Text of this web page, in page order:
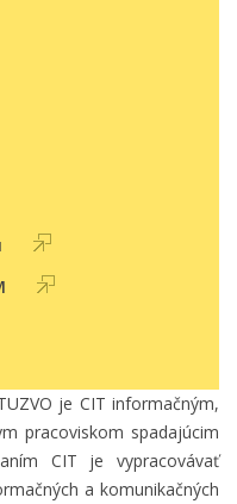
je CIT informačným,
pracoviskom spadajúcim
CIT je vypracovávať
a komunikačných